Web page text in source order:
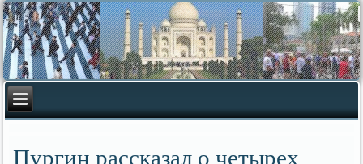
Пургин рассказал о четырех